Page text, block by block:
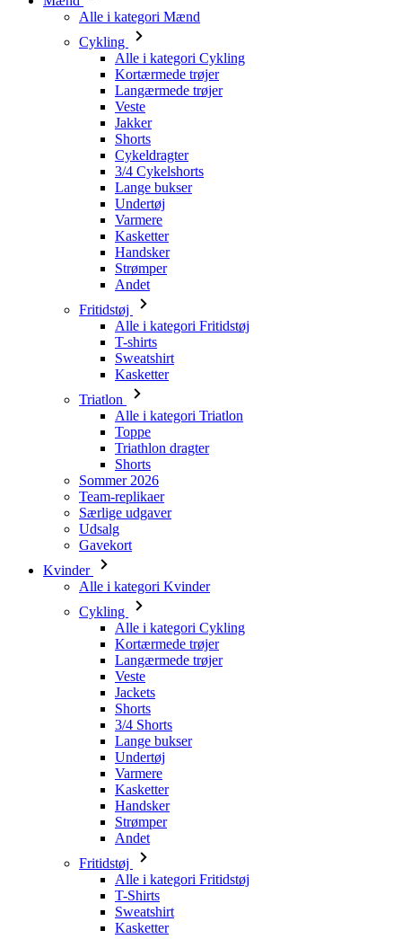
Langærmede trøjer
Veste
Jakker
Shorts
Cykeldragter
3/4 Cykelshorts
Lange bukser
Undertøj
Varmere
Kasketter
Handsker
Strømper
Andet
Fritidstøj
Alle i kategori Fritidstøj
T-shirts
Sweatshirt
Kasketter
Triatlon
Alle i kategori Triatlon
Toppe
Triathlon dragter
Shorts
Sommer 2026
Team-replikaer
Særlige udgaver
Udsalg
Gavekort
Kvinder
Alle i kategori Kvinder
Cykling
Alle i kategori Cykling
Langærmede trøjer
Veste
Jackets
Shorts
3/4 Shorts
Lange bukser
Undertøj
Varmere
Kasketter
Handsker
Strømper
Andet
Fritidstøj
Alle i kategori Fritidstøj
T-Shirts
Sweatshirt
Kasketter
Triatlon
Alle i kategori Triatlon
Toppe
Triathlon dragter